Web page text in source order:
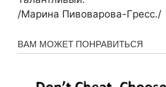
/Марина Пивoварова-Гpeсс./